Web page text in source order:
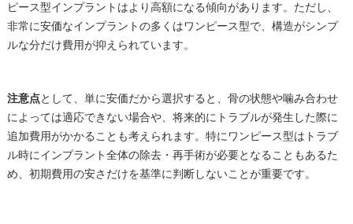
ピース型インプラントはより高額になる傾向があります。ただし、
非常に安価なインプラントの多くはワンピース型で、構造がシンプ
ルな分だけ費用が抑えられています。
注意点として、単に安価だから選択すると、骨の状態や噛み合わせ
によっては適応できない場合や、将来的にトラブルが発生した際に
追加費用がかかることも考えられます。特にワンピース型はトラブ
ル時にインプラント全体の除去・再手術が必要となることもあるた
め、初期費用の安さだけを基準に判断しないことが重要です。